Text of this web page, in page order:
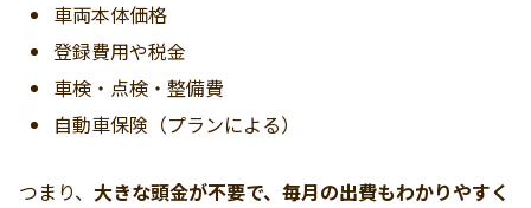
車両本体価格
登録費用や税金
車検・点検・整備費
自動車保険（プランによる）
つまり、 大きな頭金が不要で、毎月の出費もわかりやすく